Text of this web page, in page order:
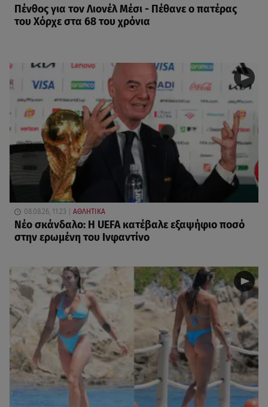
Πένθος για τον Λιονέλ Μέσι - Πέθανε ο πατέρας
του Χόρχε στα 68 του χρόνια
08.08.26, 11:23 ΑΘΛΗΤΙΚΑ
Νέο σκάνδαλο: Η UEFA κατέβαλε εξαψήφιο ποσό
στην ερωμένη του Ινφαντίνο